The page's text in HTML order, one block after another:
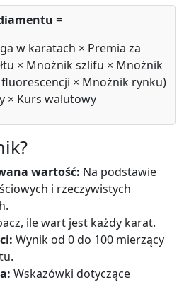
=
w karatach × Premia za
× Mnożnik szlifu × Mnożnik
× Mnożnik rynku)
× Kurs walutowy
wartość: Na podstawie
i rzeczywistych
ile wart jest każdy karat.
Wynik od 0 do 100 mierzący
Wskazówki dotyczące